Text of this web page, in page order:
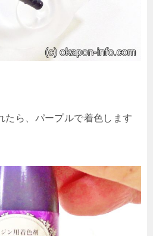
たら、パープルで着色します